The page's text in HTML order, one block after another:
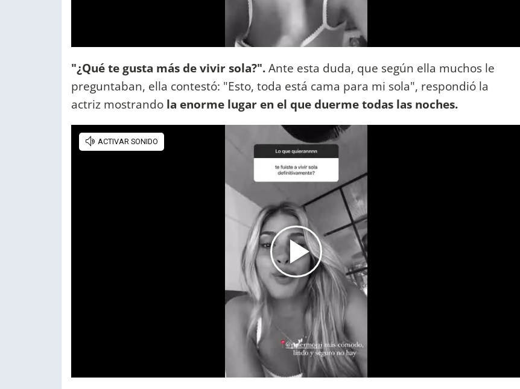
"¿Qué te gusta más de vivir sola?".Ante esta duda, que según ella muchos le
preguntaban, ella contestó: "Esto, toda está cama para mi sola", respondió la
actriz mostrando la enorme lugar en el que duerme todas las noches.